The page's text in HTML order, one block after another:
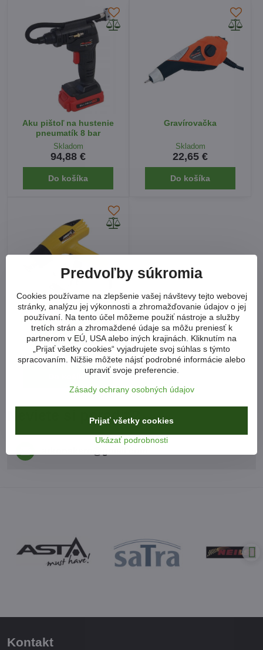
Aku pištoľ na hustenie
pneumatík 8 bar
Skladom
94,88 €
Do košíka
Gravírovačka
Skladom
22,65 €
Do košíka
Elektrická teplovzdušná
pištoľ 2000W
Skladom
34,95 €
Neviete si poradiť?
Kontakt
Predvoľby súkromia
Cookies používame na zlepšenie vašej návštevy tejto webovej
stránky, analýzu jej výkonnosti a zhromažďovanie údajov o jej
používaní. Na tento účel môžeme použiť nástroje a služby
tretích strán a zhromaždené údaje sa môžu preniesť k
partnerom v EÚ, USA alebo iných krajinách. Kliknutím na
„Prijať všetky cookies“ vyjadrujete svoj súhlas s týmto
spracovaním. Nižšie môžete nájsť podrobné informácie alebo
upraviť svoje preferencie.
Zásady ochrany osobných údajov
Ukázať podrobnosti
Prijať všetky cookies